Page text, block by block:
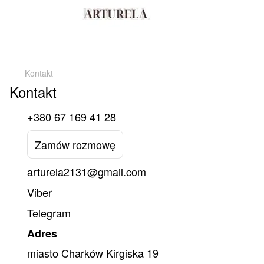
Kontakt
Kontakt
+380 67 169 41 28
Zamów rozmowę
arturela2131@gmail.com
Viber
Telegram
Adres
miasto Charków Kirgiska 19